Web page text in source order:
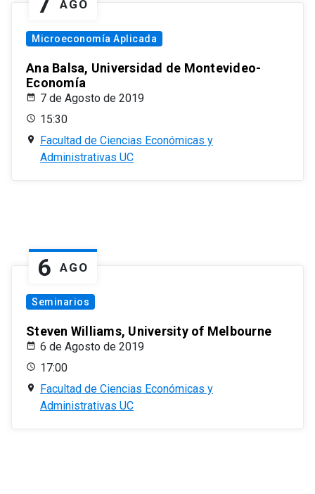
AGO
Microeconomía Aplicada
Ana Balsa, Universidad de Montevideo-
Economía
7 de Agosto de 2019
15:30
Facultad de Ciencias Económicas y
Administrativas UC
6 AGO
Seminarios
Steven Williams, University of Melbourne
6 de Agosto de 2019
17:00
Facultad de Ciencias Económicas y
Administrativas UC